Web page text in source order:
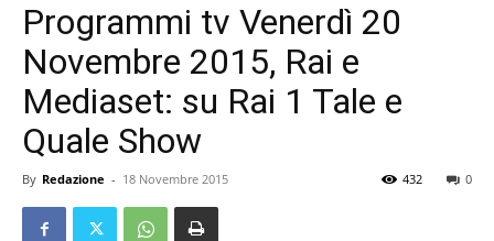
Programmi tv Venerdì 20
Novembre 2015, Rai e
Mediaset: su Rai 1 Tale e
Quale Show
By Redazione - 18 Novembre 2015 0
432